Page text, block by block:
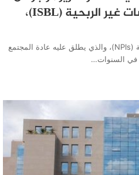
المسح الوطني للمؤسسات غير الربحية (ISBL)،
لقد نما قطاع المؤسسات غير الربحية (NPIs)، والذي يطلق عليه عادة المجتمع
في السنوات…